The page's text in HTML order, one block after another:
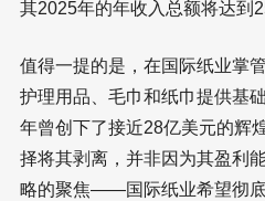
其2025年的年收入总额将达到
值得一提的是，在国际纸业掌
护理用品、毛巾和纸巾提供基
年曾创下了接近28亿美元的辉
择将其剥离，并非因为其盈利
略的聚焦——国际纸业希望彻